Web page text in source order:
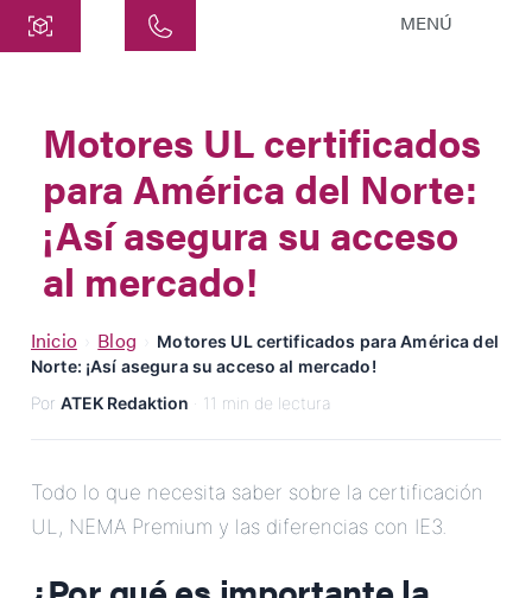
Siemensstraße 47
25462 Rellingen
info@atek.de
+49 4101 7953-0
Abrir Chat
Nombre de la Empresa
MENÚ
Motores UL certificados
para América del Norte:
¡Así asegura su acceso
al mercado!
Inicio Blog
Motores UL certificados para América del
Norte: ¡Así asegura su acceso al mercado!
Por ATEK Redaktion · 11 min de lectura
Todo lo que necesita saber sobre la certificación
UL, NEMA Premium y las diferencias con IE3.